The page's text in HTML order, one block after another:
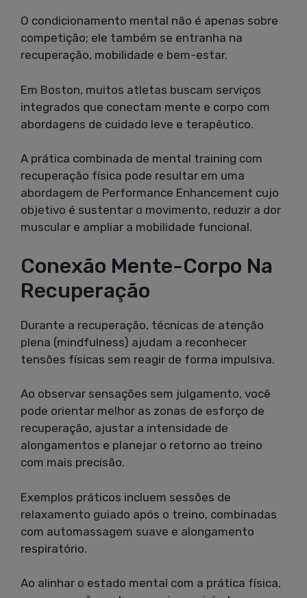
O condicionamento mental não é apenas sobre
competição; ele também se entranha na
recuperação, mobilidade e bem-estar.
Em Boston, muitos atletas buscam serviços
integrados que conectam mente e corpo com
abordagens de cuidado leve e terapêutico.
A prática combinada de mental training com
recuperação física pode resultar em uma
abordagem de Performance Enhancement cujo
objetivo é sustentar o movimento, reduzir a dor
muscular e ampliar a mobilidade funcional.
Conexão Mente-Corpo Na
Recuperação
Durante a recuperação, técnicas de atenção
plena (mindfulness) ajudam a reconhecer
tensões físicas sem reagir de forma impulsiva.
Ao observar sensações sem julgamento, você
pode orientar melhor as zonas de esforço de
recuperação, ajustar a intensidade de
alongamentos e planejar o retorno ao treino
com mais precisão.
Exemplos práticos incluem sessões de
relaxamento guiado após o treino, combinadas
com automassagem suave e alongamento
respiratório.
Ao alinhar o estado mental com a prática física,